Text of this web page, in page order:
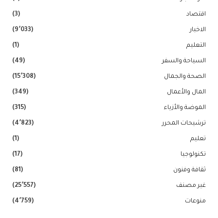
اقتصاد (3)
الاخبار (9٬033)
التعليم (1)
السياحة والسفر (49)
الصحة والجمال (15٬308)
المال والأعمال (349)
الموضة والأزياء (315)
ترشيحات المحرر (4٬823)
تعليم (1)
تكنولوجيا (17)
ثقافة وفنون (81)
غير مصنف (25٬557)
منوعات (4٬759)